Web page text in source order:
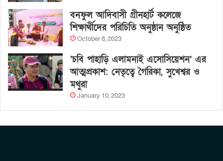
বনফুল আদিবাসী গ্রীনহার্ট কলেজে
শিক্ষার্থীদের পরিচিতি অনুষ্ঠান অনুষ্ঠিত
October 8, 2023
‘চবি পাহাড়ি এলামনাই এসোসিয়েশন’ এর
আত্মপ্রকাশ: নেতৃত্বে গৈরিকা, সুখেশ্বর ও
মথুরা
January 10, 2023